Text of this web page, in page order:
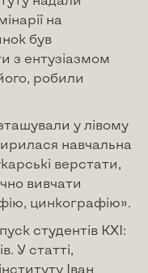
на
був
з ентузіазмом
робили
у лівому
навчальна
верстати,
вивчати
цинкографію».
студентів КХІ:
У статті,
Іван